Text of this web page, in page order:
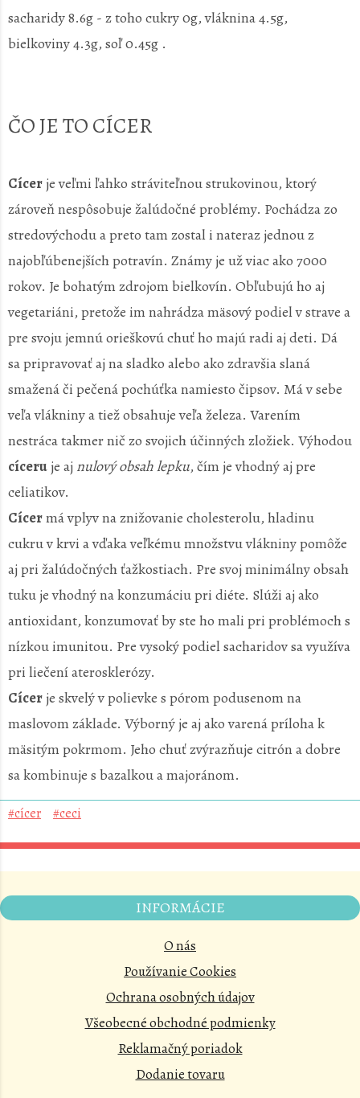
sacharidy 8.6g - z toho cukry 0g, vláknina 4.5g,
bielkoviny 4.3g, soľ 0.45g .
ČO JE TO CÍCER
Cícer je veľmi ľahko stráviteľnou strukovinou, ktorý
zároveň nespôsobuje žalúdočné problémy. Pochádza zo
stredovýchodu a preto tam zostal i nateraz jednou z
najobľúbenejších potravín. Známy je už viac ako 7000
rokov. Je bohatým zdrojom bielkovín. Obľubujú ho aj
vegetariáni, pretože im nahrádza mäsový podiel v strave a
pre svoju jemnú orieškovú chuť ho majú radi aj deti. Dá
sa pripravovať aj na sladko alebo ako zdravšia slaná
smažená či pečená pochúťka namiesto čipsov. Má v sebe
veľa vlákniny a tiež obsahuje veľa železa. Varením
nestráca takmer nič zo svojich účinných zložiek. Výhodou
cíceru je aj nulový obsah lepku, čím je vhodný aj pre
celiatikov.
Cícermá vplyv na znižovanie cholesterolu, hladinu
cukru v krvi a vďaka veľkému množstvu vlákniny pomôže
aj pri žalúdočných ťažkostiach. Pre svoj minimálny obsah
tuku je vhodný na konzumáciu pri diéte. Slúži aj ako
antioxidant, konzumovať by ste ho mali pri problémoch s
nízkou imunitou. Pre vysoký podiel sacharidov sa využíva
pri liečení aterosklerózy.
Cícer je skvelý v polievke s pórom podusenom na
maslovom základe. Výborný je aj ako varená príloha k
mäsitým pokrmom. Jeho chuť zvýrazňuje citrón a dobre
sa kombinuje s bazalkou a majoránom.
#cícer #ceci
INFORMÁCIE
O nás
Používanie Cookies
Ochrana osobných údajov
Všeobecné obchodné podmienky
Reklamačný poriadok
Dodanie tovaru